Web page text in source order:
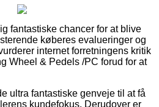
fantastiske chancer for at blive
køberes evalueringer og
internet forretningens kritik
Wheel & Pedels /PC forud for at
ultra fantastiske genveje til at få
kundefokus. Derudover er